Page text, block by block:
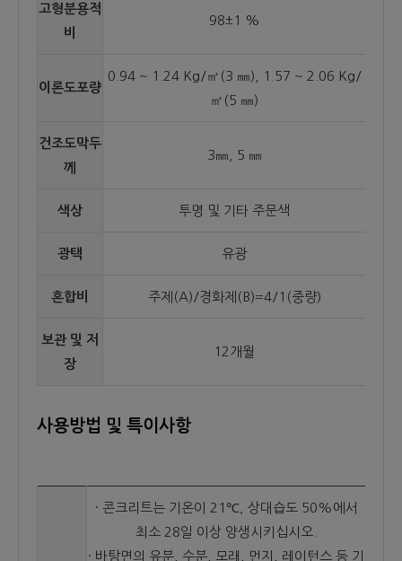
고형분용적
비
98±1 %
이론도포량
0.94 ~ 1.24 Kg/㎡(3 ㎜), 1.57 ~ 2.06 Kg/
㎡(5 ㎜)
건조도막두
께
3㎜, 5 ㎜
색상 투명 및 기타 주문색
광택 유광
혼합비 주제(A)/경화제(B)=4/1(중량)
보관 및 저
장
12개월
사용방법 및 특이사항
· 콘크리트는 기온이 21℃, 상대습도 50%에서
최소 28일 이상 양생시키십시오.
· 바탕면의 유분, 수분, 모래, 먼지, 레이턴스 등 기